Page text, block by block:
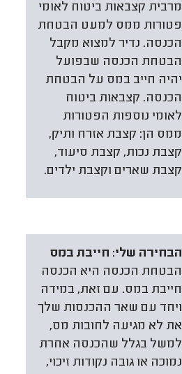
מרבית קצבאות ביטוח לאומי
פטורות ממס למעט הבטחת
הכנסה. נדיר למצוא מקבל
הבטחת הכנסה שבפועל
יהיה חייב במס על הבטחת
הכנסה. קצבאות ביטוח
לאומי נוספות הפטורות
ממס הן: קצבת אזרח ותיק,
קצבת נכות, קצבת סיעוד,
קצבת שארים וקצבת ילדים.
הבחירה שלי: חייבת במס
הבטחת הכנסה היא הכנסה
חייבת במס. עם זאת, במידה
ויחד עם שאר ההכנסות שלך
את לא מגיעה לחובות מס,
למשל בגלל שהכנסה אחרת
נמוכה או גובה נקודות זיכוי,